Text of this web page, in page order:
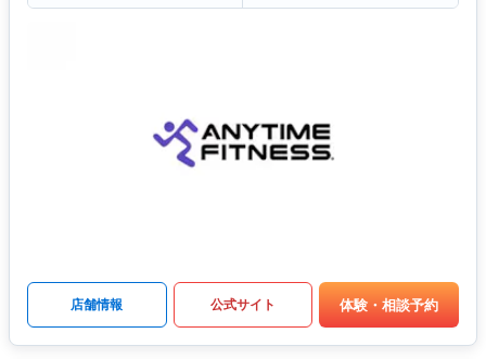
店舗情報 公式サイト 体験・相談予約